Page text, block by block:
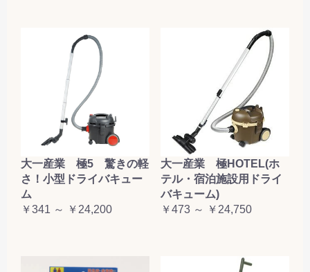
大一産業 極5 驚きの軽
さ！小型ドライバキュー
ム
￥341 ～ ￥24,200
大一産業 極HOTEL(ホ
テル・宿泊施設用ドライ
バキューム)
￥473 ～ ￥24,750